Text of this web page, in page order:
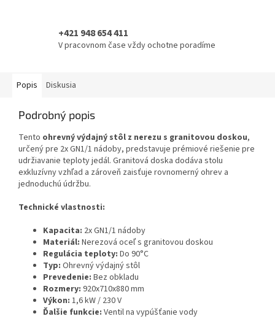
+421 948 654 411
V pracovnom čase vždy ochotne poradíme
Popis Diskusia
Podrobný popis
Tento ohrevný výdajný stôl z nerezu s granitovou doskou,
určený pre 2x GN1/1 nádoby, predstavuje prémiové riešenie pre
udržiavanie teploty jedál. Granitová doska dodáva stolu
exkluzívny vzhľad a zároveň zaisťuje rovnomerný ohrev a
jednoduchú údržbu.
Technické vlastnosti:
Kapacita: 2x GN1/1 nádoby
Materiál: Nerezová oceľ s granitovou doskou
Regulácia teploty: Do 90°C
Typ: Ohrevný výdajný stôl
Prevedenie: Bez obkladu
Rozmery: 920x710x880 mm
Výkon: 1,6 kW / 230 V
Ďalšie funkcie: Ventil na vypúšťanie vody